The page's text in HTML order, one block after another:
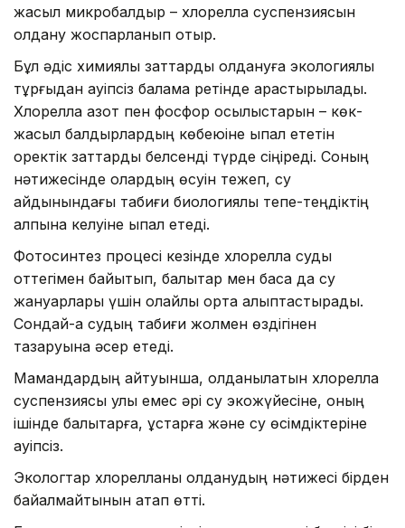
жасыл микробалдыр – хлорелла суспензиясын
қолдану жоспарланып отыр.
Бұл әдіс химиялық заттарды қолдануға экологиялық
тұрғыдан қауіпсіз балама ретінде қарастырылады.
Хлорелла азот пен фосфор қосылыстарын – көк-
жасыл балдырлардың көбеюіне ықпал ететін
қоректік заттарды белсенді түрде сіңіреді. Соның
нәтижесінде олардың өсуін тежеп, су
айдынындағы табиғи биологиялық тепе-теңдіктің
қалпына келуіне ықпал етеді.
Фотосинтез процесі кезінде хлорелла суды
оттегімен байытып, балықтар мен басқа да су
жануарлары үшін қолайлы орта қалыптастырады.
Сондай-ақ судың табиғи жолмен өздігінен
тазаруына әсер етеді.
Мамандардың айтуынша, қолданылатын хлорелла
суспензиясы улы емес әрі су экожүйесіне, оның
ішінде балықтарға, құстарға және су өсімдіктеріне
қауіпсіз.
Экологтар хлорелланы қолданудың нәтижесі бірден
байқалмайтынын атап өтті.